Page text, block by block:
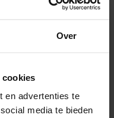
Over
cookies
en advertenties te
media te bieden
vakken en
zodat leraren en